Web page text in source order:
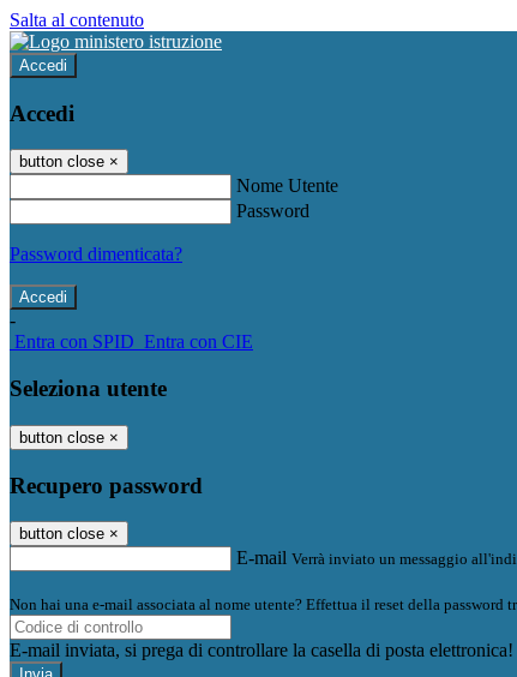
Salta al contenuto
Accedi
Accedi
button close ×
Nome Utente
Password
Password dimenticata?
-
Entra con SPID Entra con CIE
Seleziona utente
button close ×
Recupero password
button close ×
E-mail Verrà inviato un messaggio
Non hai una e-mail associata al nome utente? Effettua il reset della password
E-mail inviata, si prega di controllare la casella di posta elettronica!